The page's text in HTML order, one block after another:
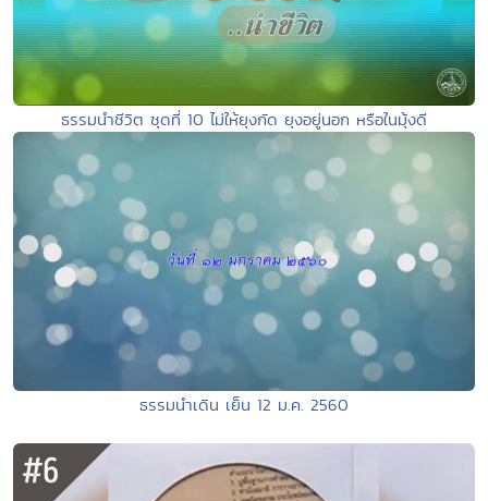
ธรรมนำชีวิต ชุดที่ 10 ไม่ให้ยุงกัด ยุงอยู่นอก หรือในมุ้งดี
ธรรมนำเดิน เย็น 12 ม.ค. 2560